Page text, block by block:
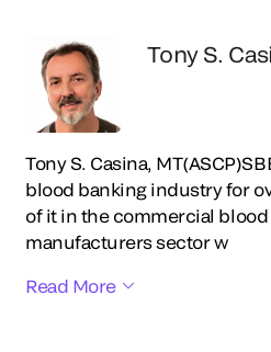
Tony S.
Tony S. Casina,
blood banking industry for
of it in the commercial
manufacturers sector w
Read More